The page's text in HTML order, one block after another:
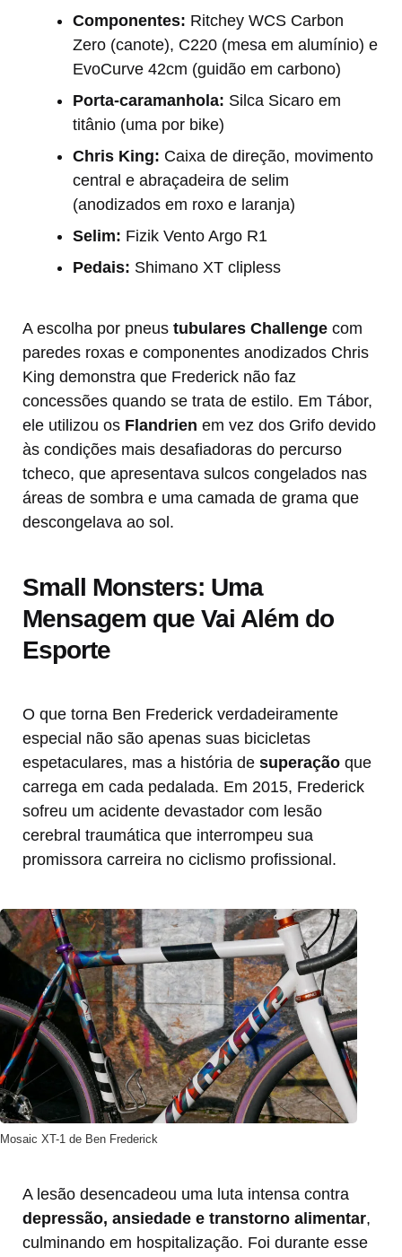
Componentes: Ritchey WCS Carbon
Zero (canote), C220 (mesa em alumínio) e
EvoCurve 42cm (guidão em carbono)
Porta-caramanhola: Silca Sicaro em
titânio (uma por bike)
Chris King: Caixa de direção, movimento
central e abraçadeira de selim
(anodizados em roxo e laranja)
Selim: Fizik Vento Argo R1
Pedais: Shimano XT clipless
A escolha por pneus tubulares Challenge com
paredes roxas e componentes anodizados Chris
King demonstra que Frederick não faz
concessões quando se trata de estilo. Em Tábor,
ele utilizou os Flandrien em vez dos Grifo devido
às condições mais desafiadoras do percurso
tcheco, que apresentava sulcos congelados nas
áreas de sombra e uma camada de grama que
descongelava ao sol.
Small Monsters: Uma
Mensagem que Vai Além do
Esporte
O que torna Ben Frederick verdadeiramente
especial não são apenas suas bicicletas
espetaculares, mas a história de superação que
carrega em cada pedalada. Em 2015, Frederick
sofreu um acidente devastador com lesão
cerebral traumática que interrompeu sua
promissora carreira no ciclismo profissional.
Mosaic XT-1 de Ben Frederick
A lesão desencadeou uma luta intensa contra
depressão, ansiedade e transtorno alimentar,
culminando em hospitalização. Foi durante esse